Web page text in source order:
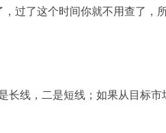
过了这个时间你就不用查了，
线，二是短线；如果从目标市